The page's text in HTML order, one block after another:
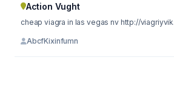
Action Vught
AbcfKixinfumn